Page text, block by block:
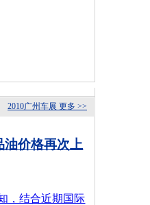
更多 >>
2010广州车展
油价格再次上
，结合近期国际